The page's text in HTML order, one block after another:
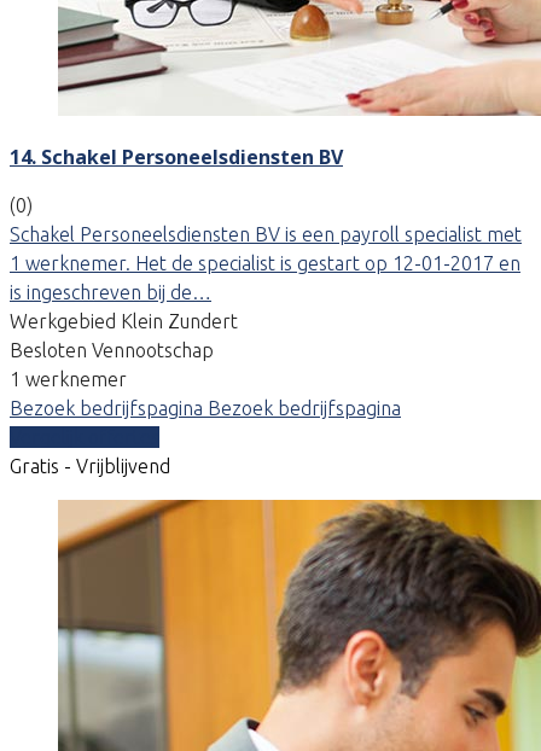
14. Schakel Personeelsdiensten BV
(0)
Schakel Personeelsdiensten BV is een payroll specialist met
1 werknemer. Het de specialist is gestart op 12-01-2017 en
is ingeschreven bij de…
Werkgebied Klein Zundert
Besloten Vennootschap
1 werknemer
Bezoek bedrijfspagina Bezoek bedrijfspagina
Gratis - Vrijblijvend